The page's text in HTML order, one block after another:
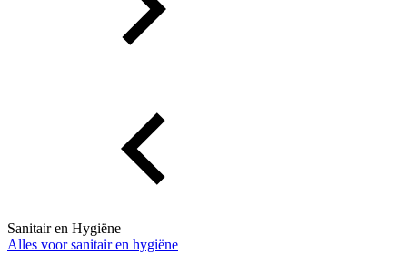
Sanitair en Hygiëne
Alles voor sanitair en hygiëne